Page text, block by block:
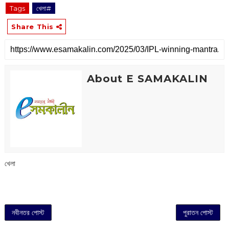
Tags খেলা#
Share This
About E SAMAKALIN
খেলা
নবীনতর পোস্ট পুরাতন পোস্ট